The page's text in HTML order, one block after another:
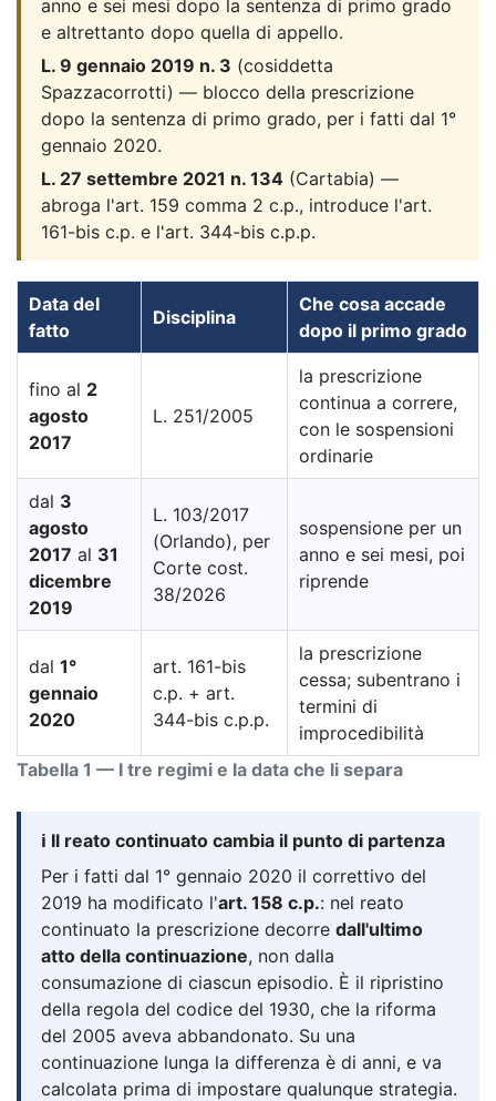
anno e sei mesi dopo la sentenza di primo grado
e altrettanto dopo quella di appello.
L. 9 gennaio 2019 n. 3 (cosiddetta
Spazzacorrotti) — blocco della prescrizione
dopo la sentenza di primo grado, per i fatti dal 1°
gennaio 2020.
L. 27 settembre 2021 n. 134 (Cartabia) —
abroga l'art. 159 comma 2 c.p., introduce l'art.
161-bis c.p. e l'art. 344-bis c.p.p.
Tabella 1 — I tre regimi e la data che li separa
Data del
fatto
Disciplina
Che cosa accade
dopo il primo grado
fino al 2
agosto
2017
L. 251/2005
la prescrizione
continua a correre,
con le sospensioni
ordinarie
dal 3
agosto
2017 al 31
dicembre
2019
L. 103/2017
(Orlando), per
Corte cost.
38/2026
sospensione per un
anno e sei mesi, poi
riprende
dal 1°
gennaio
2020
art. 161-bis
c.p. + art.
344-bis c.p.p.
la prescrizione
cessa; subentrano i
termini di
improcedibilità
ℹ️ Il reato continuato cambia il punto di partenza
Per i fatti dal 1° gennaio 2020 il correttivo del
2019 ha modificato l'art. 158 c.p.: nel reato
continuato la prescrizione decorre dall'ultimo
atto della continuazione, non dalla
consumazione di ciascun episodio. È il ripristino
della regola del codice del 1930, che la riforma
del 2005 aveva abbandonato. Su una
continuazione lunga la differenza è di anni, e va
calcolata prima di impostare qualunque strategia.